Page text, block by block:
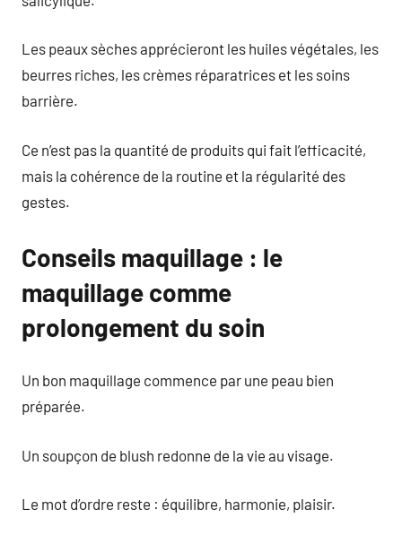
Les peaux sèches apprécieront les huiles végétales, les
beurres riches, les crèmes réparatrices et les soins
barrière.
Ce n’est pas la quantité de produits qui fait l’efficacité,
mais la cohérence de la routine et la régularité des
gestes.
Conseils maquillage : le
maquillage comme
prolongement du soin
Un bon maquillage commence par une peau bien
préparée.
Un soupçon de blush redonne de la vie au visage.
Le mot d’ordre reste : équilibre, harmonie, plaisir.